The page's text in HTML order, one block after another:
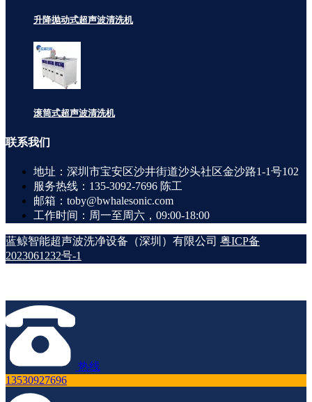
升降抛动式超声波清洗机
滚筒式超声波清洗机
联系我们
地址：深圳市宝安区沙井街道沙头社区金沙路1-1号102
服务热线：135-3092-7696 陈工
邮箱：toby@bwhalesonic.com
工作时间：周一至周六，09:00-18:00
蓝鲸智能超声波洗净设备（深圳）有限公司 粤ICP备
2023061232号-1
热线
13530927696